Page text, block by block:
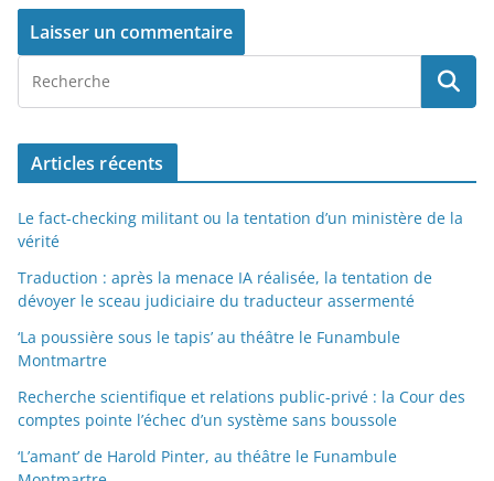
Articles récents
Le fact-checking militant ou la tentation d’un ministère de la
vérité
Traduction : après la menace IA réalisée, la tentation de
dévoyer le sceau judiciaire du traducteur assermenté
‘La poussière sous le tapis’ au théâtre le Funambule
Montmartre
Recherche scientifique et relations public-privé : la Cour des
comptes pointe l’échec d’un système sans boussole
‘L’amant’ de Harold Pinter, au théâtre le Funambule